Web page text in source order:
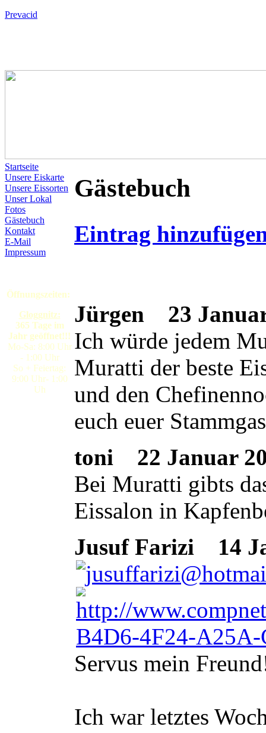
Prevacid
Startseite
Unsere Eiskarte
Unsere Eissorten
Unser Lokal
Fotos
Gästebuch
Kontakt
E-Mail
Impressum
Öffnungszeiten:
Gloggnitz:
365 Tage im
Jahr geöffnet!!!
Mo-Sa: 8:00 Uhr
- 1:00 Uhr
So + Feiertag:
9:00 Uhr- 1:00
Uh
Gästebuch
Eintrag
Jürgen
23
Ich würde jedem
Muratti der beste
und den
euch euer
toni
22 Januar
Bei Muratti gibts
Eissalon in
Jusuf Farizi
14
Servus mein
Ich war letztes